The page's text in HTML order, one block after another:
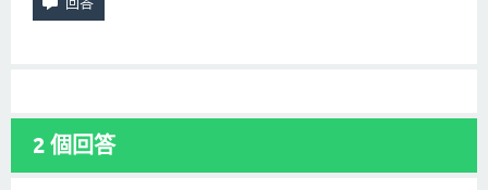
2 個回答